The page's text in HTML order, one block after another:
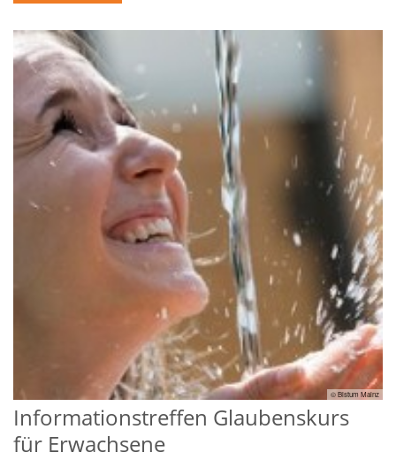
© Bistum Mainz
Informationstreffen Glaubenskurs
für Erwachsene